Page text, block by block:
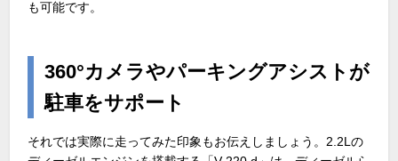
も可能です。
360°カメラやパーキングアシストが
駐車をサポート
それでは実際に走ってみた印象もお伝えしましょう。2.2Lの